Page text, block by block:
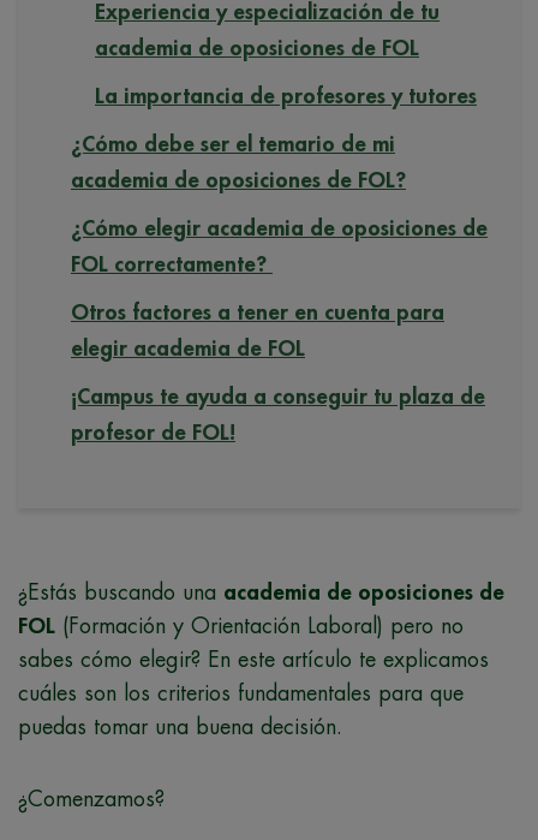
Experiencia y especialización de tu
academia de oposiciones de FOL
La importancia de profesores y tutores
¿Cómo debe ser el temario de mi
academia de oposiciones de FOL?
¿Cómo elegir academia de oposiciones de
FOL correctamente?
Otros factores a tener en cuenta para
elegir academia de FOL
¡Campus te ayuda a conseguir tu plaza de
profesor de FOL!
¿Estás buscando una academia de oposiciones de
FOL (Formación y Orientación Laboral) pero no
sabes cómo elegir? En este artículo te explicamos
cuáles son los criterios fundamentales para que
puedas tomar una buena decisión.
¿Comenzamos?